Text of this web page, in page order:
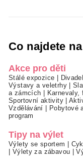
Co najdete
Akce pro děti
Stálé expozice
Výstavy a veletrhy|
a zámcích
Karnevaly,
Sportovní aktivity|
Vzdělávání
Pobytové
program
Tipy na výlet
Výlety se sportem
Výlety za zábavou |